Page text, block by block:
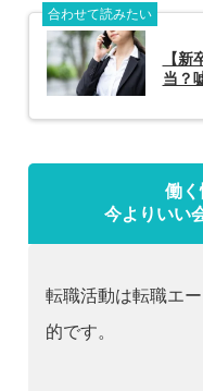
合わせて読みたい
【
当？
働く
今よりいい
転職活動は転職エ
的です。